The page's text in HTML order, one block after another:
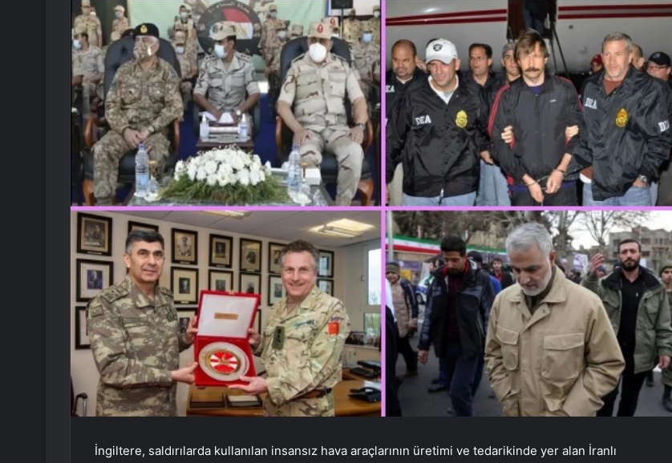
İngiltere, saldırılarda kullanılan insansız hava araçlarının üretimi ve tedarikinde yer alan İranlı